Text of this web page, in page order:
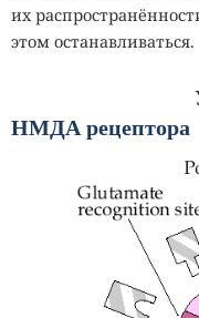
их
этом останавливаться.
НМДА рецептора